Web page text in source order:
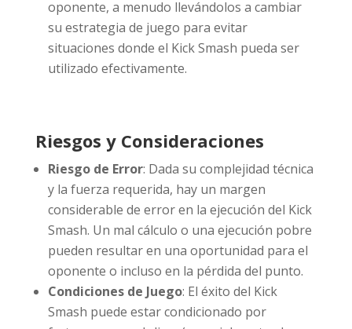
oponente, a menudo llevándolos a cambiar
su estrategia de juego para evitar
situaciones donde el Kick Smash pueda ser
utilizado efectivamente.
Riesgos y Consideraciones
Riesgo de Error: Dada su complejidad técnica
y la fuerza requerida, hay un margen
considerable de error en la ejecución del Kick
Smash. Un mal cálculo o una ejecución pobre
pueden resultar en una oportunidad para el
oponente o incluso en la pérdida del punto.
Condiciones de Juego: El éxito del Kick
Smash puede estar condicionado por